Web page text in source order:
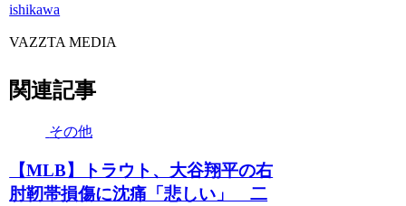
ishikawa
VAZZTA MEDIA
関連記事
その他
【MLB】トラウト、大谷翔平の右
肘靭帯損傷に沈痛「悲しい」 二